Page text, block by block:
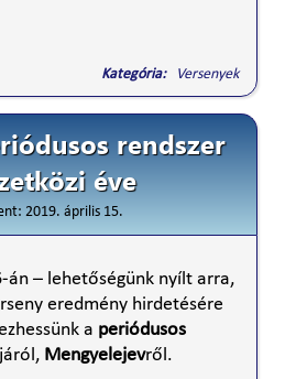
Kategória: Versenyek
rendszer
éve
2019. április 15.
án – lehetőségünk nyílt arra,
eredmény hirdetésére
a periódusos
Mengyelejevről.